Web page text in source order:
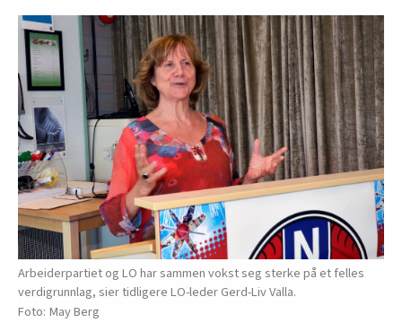
Arbeiderpartiet og LO har sammen vokst seg sterke på et felles
verdigrunnlag, sier tidligere LO-leder Gerd-Liv Valla.
May Berg